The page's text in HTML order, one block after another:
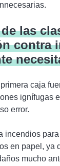
las
contra
caja
ignífugas
error.
incendios
en papel, ya
mucho